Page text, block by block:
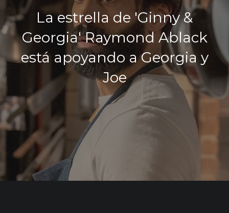
La estrella de 'Ginny &
Georgia' Raymond Ablack
está apoyando a Georgia y
Joe